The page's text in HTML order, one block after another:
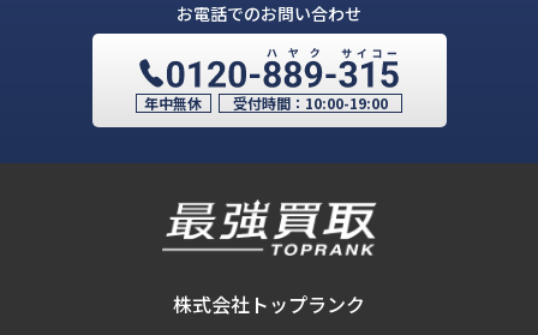
お電話でのお問い合わせ
年中無休 受付時間： 10:00-19:00
株式会社トップランク